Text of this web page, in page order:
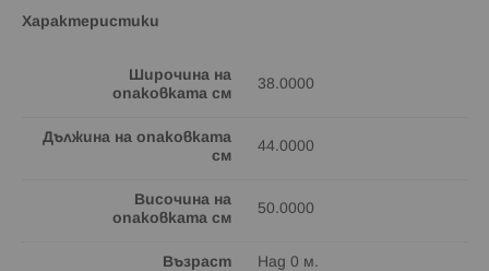
Характеристики
Широчина на
опаковката см
38.0000
Дължина на опаковката
см
44.0000
Височина на
опаковката см
50.0000
Възраст Над 0 м.